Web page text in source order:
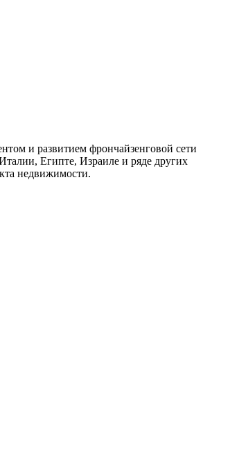
и развитием фрончайзенговой сети
Египте, Израиле и ряде других
недвижимости.